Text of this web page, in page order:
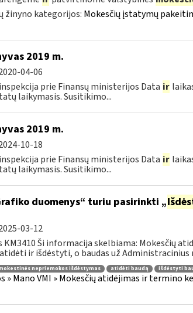
žinyno kategorijos: Mokesčių įstatymų
2019 m.
04-06
prie Finansų ministerijos Data ir
laikymasis. Susitikimo...
2019 m.
10-18
prie Finansų ministerijos Data ir
laikymasis. Susitikimo...
duomenys“ turiu pasirinkti „
03-12
KM3410 Ši informacija skelbiama: Mokesčių
ir išdėstyti, o baudas už Administracinius
nepriemokos išdėstymas atidėti baudą išdėstyti
» Mano VMI » Mokesčių atidėjimas ir termino